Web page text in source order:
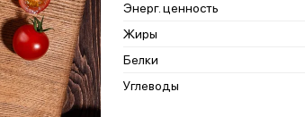
Энерг. ценность
Жиры
Белки
Углеводы